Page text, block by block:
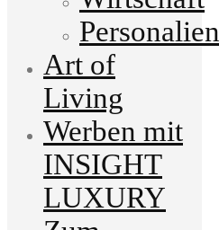
Personalien
Art of
Living
Werben mit
INSIGHT
LUXURY